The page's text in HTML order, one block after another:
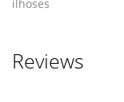
ilhoses
Reviews